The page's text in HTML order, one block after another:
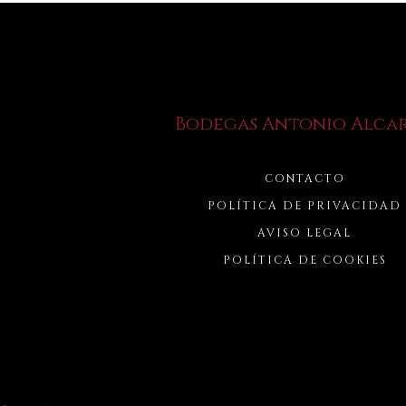
Bodegas Antonio
CONTACTO
POLÍTICA DE PRIVACIDAD
AVISO LEGAL
POLÍTICA DE COOKIES